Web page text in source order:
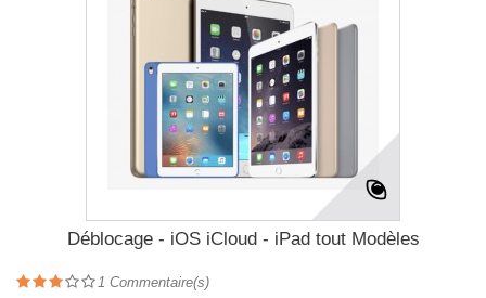
Déblocage - iOS iCloud - iPad tout Modèles
1 Commentaire(s)